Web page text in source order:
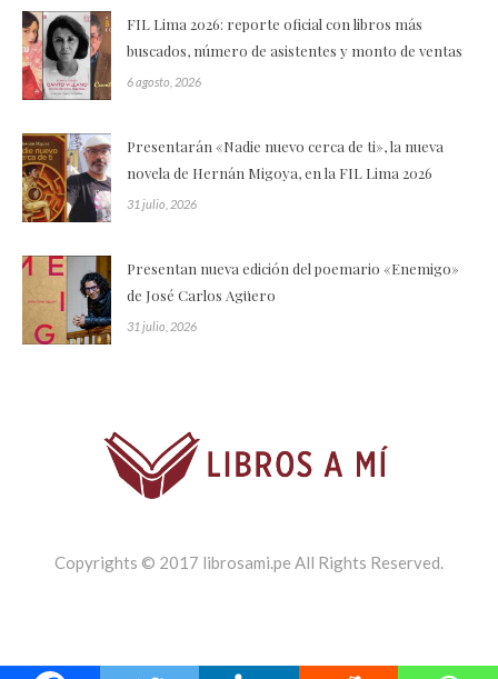
FIL Lima 2026: reporte oficial con libros más
buscados, número de asistentes y monto de ventas
6 agosto, 2026
Presentarán «Nadie nuevo cerca de ti», la nueva
novela de Hernán Migoya, en la FIL Lima 2026
31 julio, 2026
Presentan nueva edición del poemario «Enemigo»
de José Carlos Agüero
31 julio, 2026
Copyrights © 2017 librosami.pe All Rights Reserved.